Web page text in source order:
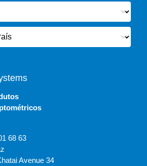
68 63
Avenue 34